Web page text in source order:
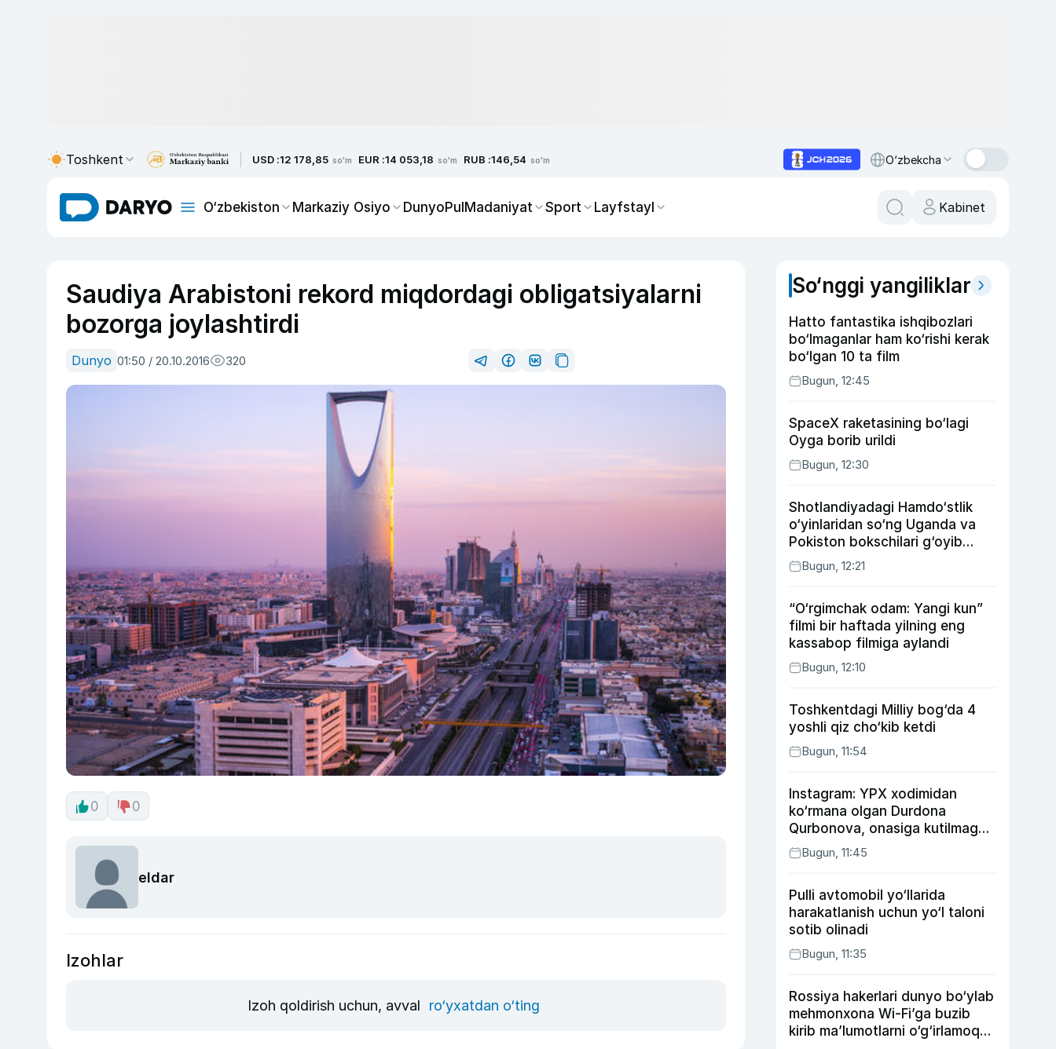
Toshkent USD :12 178,85 so'm EUR :14 053,18 so'm RUB :146,54 so'm O‘zbekcha
O‘zbekiston Markaziy Osiyo DunyoPulMadaniyat Sport Layfstayl Kabinet
Saudiya Arabistoni rekord miqdordagi obligatsiyalarni
bozorga joylashtirdi
Dunyo 01:50 / 20.10.2016 320
0 0
eldar
Izohlar
Izoh qoldirish uchun, avval ro‘yxatdan o‘ting
So‘nggi yangiliklar
Hatto fantastika ishqibozlari
bo‘lmaganlar ham ko‘rishi kerak
bo‘lgan 10 ta film
Bugun, 12:45
SpaceX raketasining bo‘lagi
Oyga borib urildi
Bugun, 12:30
Shotlandiyadagi Hamdo‘stlik
o‘yinlaridan so‘ng Uganda va
Pokiston bokschilari g‘oyib
bo‘ldiBugun, 12:21
“O‘rgimchak odam: Yangi kun”
filmi bir haftada yilning eng
kassabop filmiga aylandi
Bugun, 12:10
Toshkentdagi Milliy bog‘da 4
yoshli qiz cho‘kib ketdi
Bugun, 11:54
Instagram: YPX xodimidan
ko‘rmana olgan Durdona
Qurbonova, onasiga kutilmagan
sovg‘a tayyorlagan Umid vines,
xonanda Rayhon nimadan xafa?
Bugun, 11:45
Pulli avtomobil yo‘llarida
harakatlanish uchun yo‘l taloni
sotib olinadi
Bugun, 11:35
Rossiya hakerlari dunyo bo‘ylab
mehmonxona Wi-Fi’ga buzib
kirib ma’lumotlarni o‘g‘irlamoqda